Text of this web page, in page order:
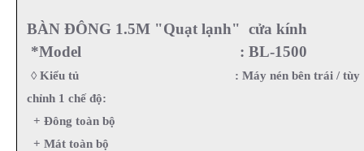
Kích thước
Máy nén bên trái / tùy chỉnh 1 chế độ: + Đông
Xuất Xứ & Bảo Hành
Xuất xứ TQ nhập khẩu 100%
BÀN ĐÔNG 1.5M "Quạt lạnh" cửa kính
*Model : BL-1500
◊ Kiểu tủ
: Máy nén bên trái / tùy
chỉnh 1 chế độ:
+ Đông toàn bộ
+ Mát toàn bộ